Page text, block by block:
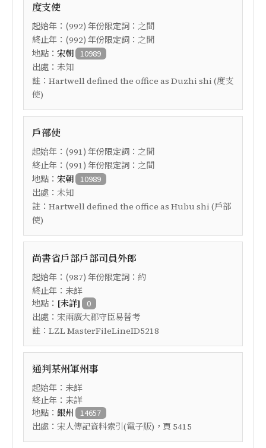
度支使
起始年：(992) 年份限定詞： 之間
終止年：(992) 年份限定詞： 之間
地點： 宋朝 10989
出處： 未知
註： Hartwell defined the office as Duzhi shi (度支
使)
戶部使
起始年：(991) 年份限定詞： 之間
終止年：(991) 年份限定詞： 之間
地點： 宋朝 10989
出處： 未知
註： Hartwell defined the office as Hubu shi (戶部
使)
尚書省戶部戶部司員外郎
起始年：(987) 年份限定詞： 約
終止年：未詳
地點： [未詳] 0
出處： 宋兩廣大郡守臣易替考
註： LZL MasterFileLineID5218
通判某州軍州事
起始年：未詳
終止年：未詳
地點： 銀州 14657
出處： 宋人傳記資料索引(電子版) ，頁 5415